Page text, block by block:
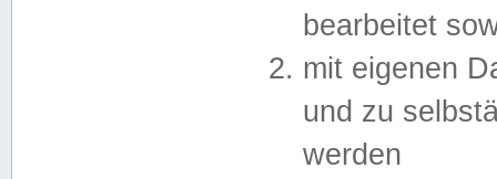
bearbeitet
mit eigenen
und zu
werden